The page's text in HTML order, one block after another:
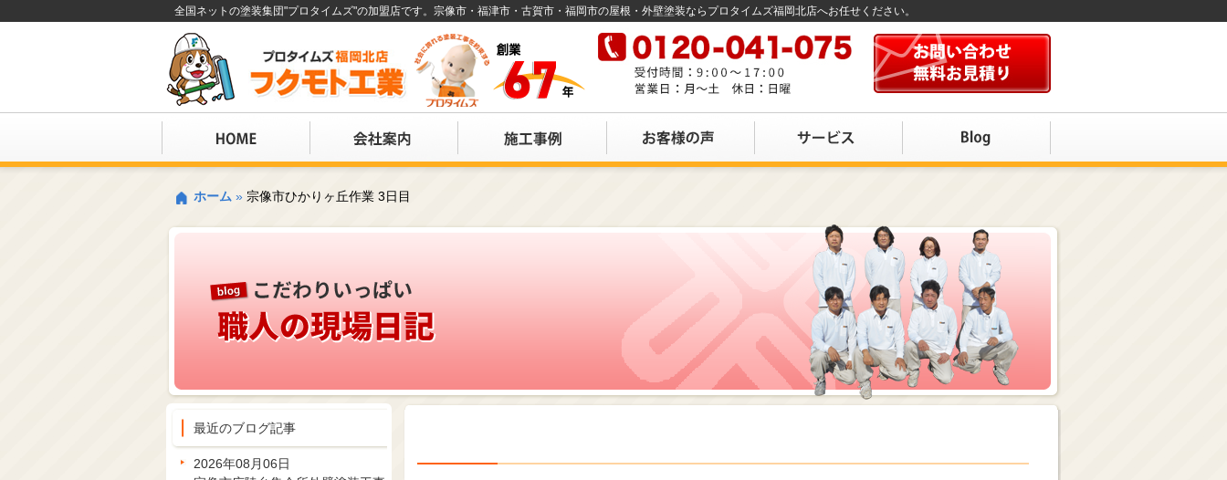
全国ネットの塗装集団"プロタイムズ"の加盟店です。宗像市・福津市・古賀市・福岡市の屋根・外壁塗装ならプロタイムズ福岡北店へお任せください。
ホーム » 宗像市ひかりヶ丘作業 3日目
最近のブログ記事
2026年08月06日